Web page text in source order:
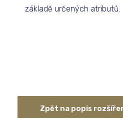
základě určených atributů.
Zpět na popis